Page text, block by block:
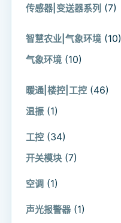
传感器|变送器系列 (7)
智慧农业|气象环境 (10)
气象环境 (10)
暖通|楼控|工控 (46)
温振 (1)
工控 (34)
开关模块 (7)
空调 (1)
声光报警器 (1)